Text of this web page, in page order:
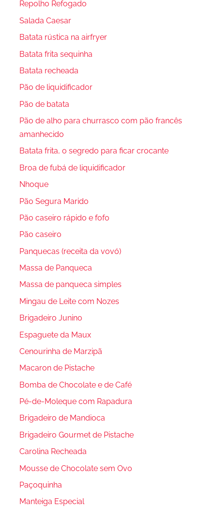
Repolho Refogado
Salada Caesar
Batata rústica na airfryer
Batata frita sequinha
Batata recheada
Pão de liquidificador
Pão de batata
Pão de alho para churrasco com pão francês
amanhecido
Batata frita, o segredo para ficar crocante
Broa de fubá de liquidificador
Nhoque
Pão Segura Marido
Pão caseiro rápido e fofo
Pão caseiro
Panquecas (receita da vovó)
Massa de Panqueca
Massa de panqueca simples
Mingau de Leite com Nozes
Brigadeiro Junino
Espaguete da Maux
Cenourinha de Marzipã
Macaron de Pistache
Bomba de Chocolate e de Café
Pé-de-Moleque com Rapadura
Brigadeiro de Mandioca
Brigadeiro Gourmet de Pistache
Carolina Recheada
Mousse de Chocolate sem Ovo
Paçoquinha
Manteiga Especial